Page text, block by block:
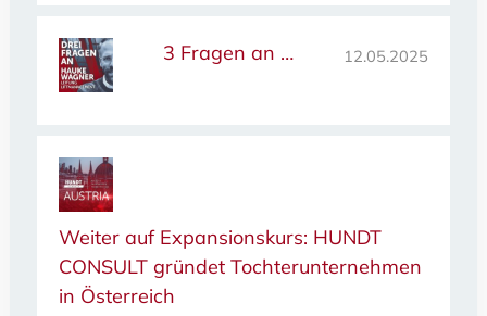
3 Fragen an … 12.05.2025
Weiter auf Expansionskurs: HUNDT
CONSULT gründet Tochterunternehmen
in Österreich